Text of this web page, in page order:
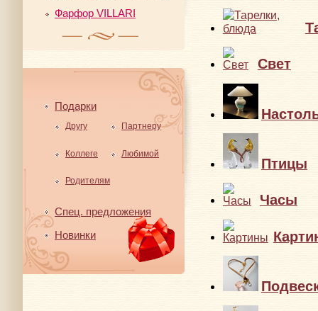
Фарфор VILLARI
Подарки
Другу Партнеру
Коллеге Любимой
Родителям
Спец. предложения
Новинки
Свет
Птицы
Часы